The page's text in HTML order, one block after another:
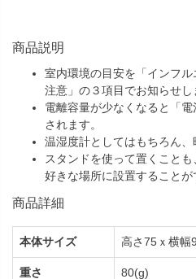
商品説明
室内環境の目安を「インフ
注意」の３項目でお知らせし
電離容量が少なくなると「
されます。
温湿度計としてはもちろん、
スタンドを使って置くこと
好きな場所に設置することが
商品詳細
本体サイズ 高さ75ｘ横幅
重さ 80(g)